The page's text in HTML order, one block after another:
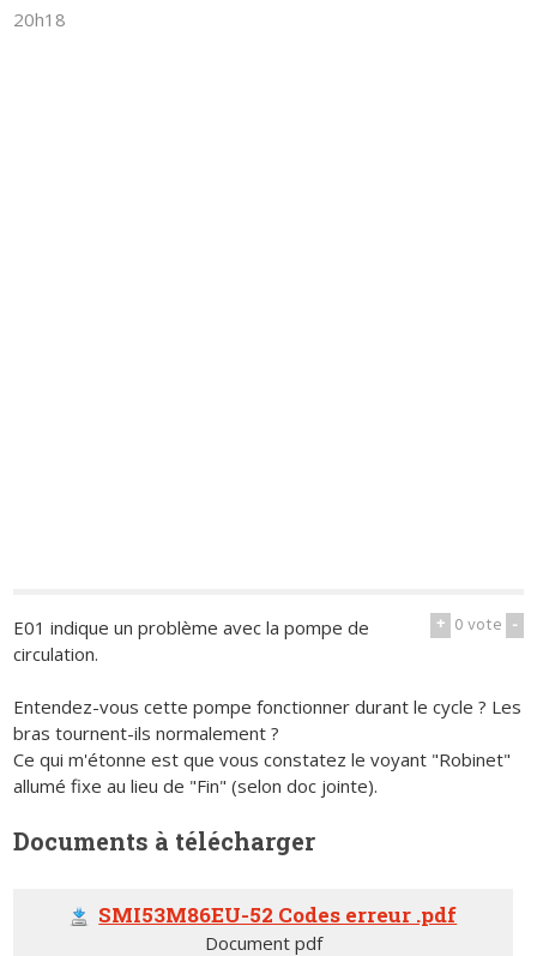
20h18
+ 0vote -
E01 indique un problème avec la pompe de
circulation.
Entendez-vous cette pompe fonctionner durant le cycle ? Les
bras tournent-ils normalement ?
Ce qui m'étonne est que vous constatez le voyant "Robinet"
allumé fixe au lieu de "Fin" (selon doc jointe).
Documents à télécharger
SMI53M86EU-52 Codes erreur .pdf
Document pdf